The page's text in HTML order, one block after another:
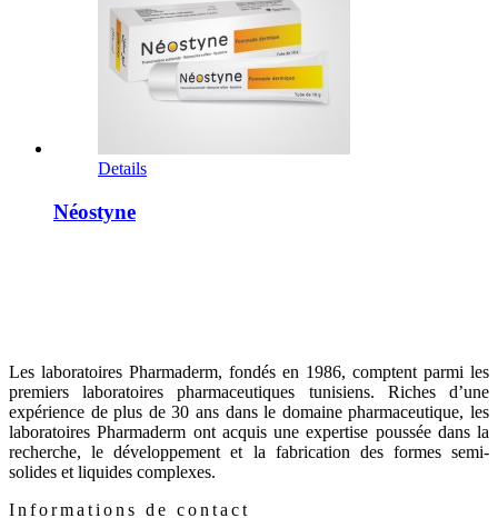
Details
Néostyne
Les laboratoires Pharmaderm, fondés en 1986, comptent parmi les
premiers laboratoires pharmaceutiques tunisiens. Riches d’une
expérience de plus de 30 ans dans le domaine pharmaceutique, les
laboratoires Pharmaderm ont acquis une expertise poussée dans la
recherche, le développement et la fabrication des formes semi-
solides et liquides complexes.
Informations de contact